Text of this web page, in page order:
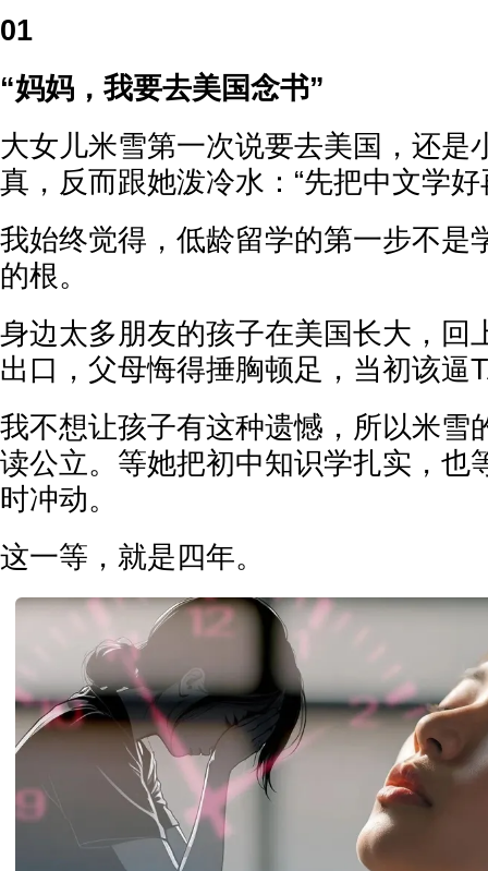
01
“妈妈，我要去美国念书”
大女儿米雪第一次说要去美国，还是
真，反而跟她泼冷水：“先把中文学好
我始终觉得，低龄留学的第一步不是
的根。
身边太多朋友的孩子在美国长大，回
出口，父母悔得捶胸顿足，当初该逼
我不想让孩子有这种遗憾，所以米雪
读公立。等她把初中知识学扎实，也
时冲动。
这一等，就是四年。